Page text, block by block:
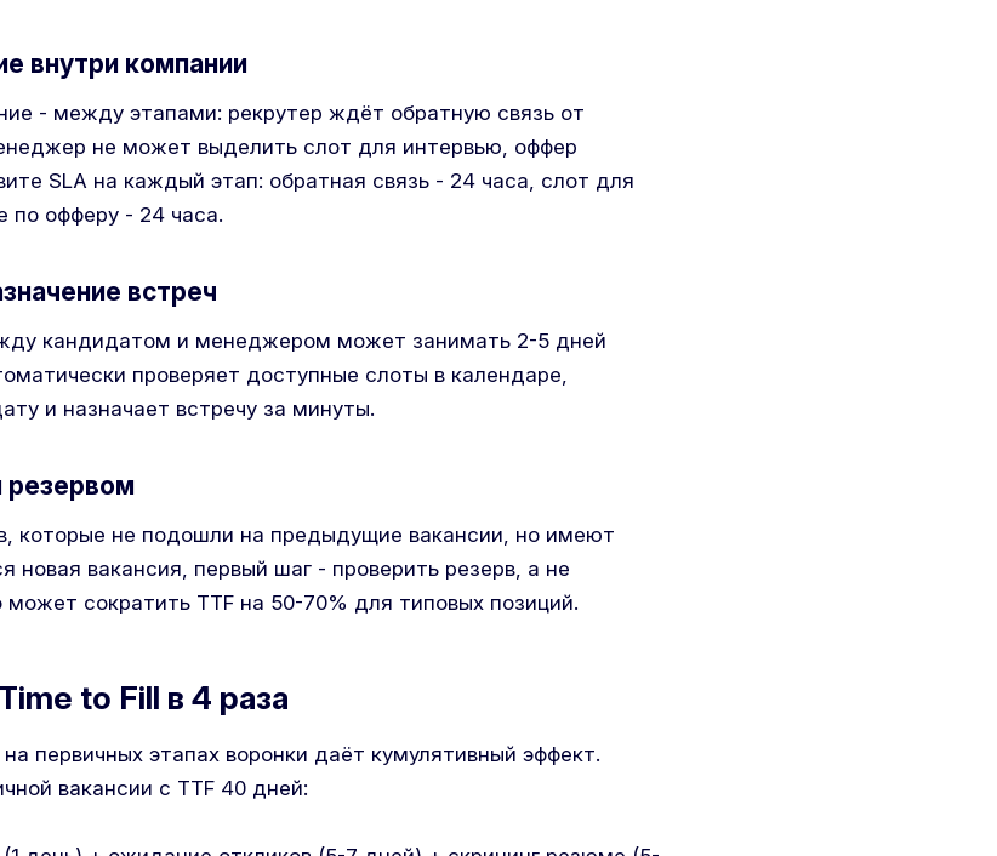
внутри компании
- между этапами: рекрутер ждёт обратную связь от
не может выделить слот для интервью, оффер
SLA на каждый этап: обратная связь - 24 часа, слот для
по офферу - 24 часа.
встреч
кандидатом и менеджером может занимать 2-5 дней
проверяет доступные слоты в календаре,
и назначает встречу за минуты.
резервом
которые не подошли на предыдущие вакансии, но имеют
новая вакансия, первый шаг - проверить резерв, а не
может сократить TTF на 50-70% для типовых позиций.
to Fill в 4 раза
первичных этапах воронки даёт кумулятивный эффект.
вакансии с TTF 40 дней: